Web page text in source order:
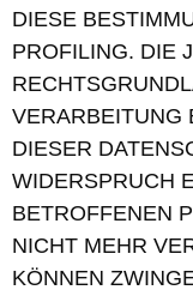
DIESE
PROFILING. DIE
VERARBEITUNG
DIESER
WIDERSPRUCH
BETROFFENEN
NICHT MEHR
KÖNNEN